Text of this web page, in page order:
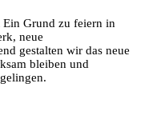
Ein Grund zu feiern in
neue
gestalten wir das neue
bleiben und